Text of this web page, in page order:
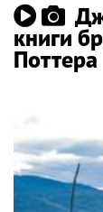
книги
Поттера